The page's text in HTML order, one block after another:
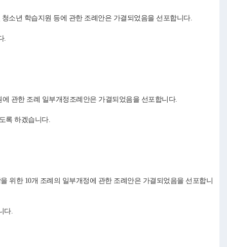
소년 학습지원 등에 관한 조례안은 가결되었음을 선포합니다.
.
관한 조례 일부개정조례안은 가결되었음을 선포합니다.
록 하겠습니다.
위한 10개 조례의 일부개정에 관한 조례안은 가결되었음을 선포합니
다.